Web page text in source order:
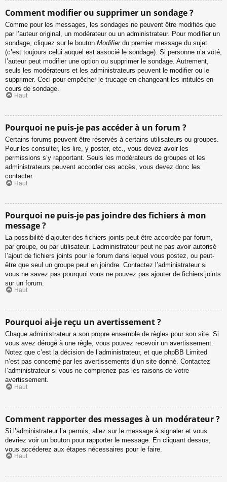
Comment modifier ou supprimer un sondage ?
Comme pour les messages, les sondages ne peuvent être modifiés que
par l’auteur original, un modérateur ou un administrateur. Pour modifier un
sondage, cliquez sur le bouton Modifierdu premier message du sujet
(c’est toujours celui auquel est associé le sondage). Si personne n’a voté,
l’auteur peut modifier une option ou supprimer le sondage. Autrement,
seuls les modérateurs et les administrateurs peuvent le modifier ou le
supprimer. Ceci pour empêcher le trucage en changeant les intitulés en
cours de sondage.
Haut
Pourquoi ne puis-je pas accéder à un forum ?
Certains forums peuvent être réservés à certains utilisateurs ou groupes.
Pour les consulter, les lire, y poster, etc., vous devez avoir les
permissions s’y rapportant. Seuls les modérateurs de groupes et les
administrateurs peuvent accorder ces accès, vous devez donc les
contacter.
Haut
Pourquoi ne puis-je pas joindre des fichiers à mon
message ?
La possibilité d’ajouter des fichiers joints peut être accordée par forum,
par groupe, ou par utilisateur. L’administrateur peut ne pas avoir autorisé
l’ajout de fichiers joints pour le forum dans lequel vous postez, ou peut-
être que seul un groupe peut en joindre. Contactez l’administrateur si
vous ne savez pas pourquoi vous ne pouvez pas ajouter de fichiers joints
sur un forum.
Haut
Pourquoi ai-je reçu un avertissement ?
Chaque administrateur a son propre ensemble de règles pour son site. Si
vous avez dérogé à une règle, vous pouvez recevoir un avertissement.
Notez que c’est la décision de l’administrateur, et que phpBB Limited
n’est pas concerné par les avertissements d’un site donné. Contactez
l’administrateur si vous ne comprenez pas les raisons de votre
avertissement.
Haut
Comment rapporter des messages à un modérateur ?
Si l’administrateur l’a permis, allez sur le message à signaler et vous
devriez voir un bouton pour rapporter le message. En cliquant dessus,
vous accéderez aux étapes nécessaires pour le faire.
Haut